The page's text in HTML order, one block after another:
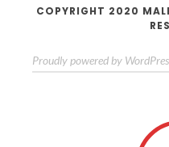
COPYRIGHT 2020
Proudly powered by